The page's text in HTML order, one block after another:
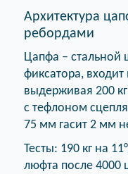
Архитектура
ребордами
Цапфа –
фиксатора,
выдерживая 200
с тефлоном
75 мм гасит 2 мм
Тесты: 190 кг на
люфта после 4000